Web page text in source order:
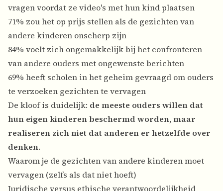
vragen voordat ze video's met hun kind plaatsen
71% zou het op prijs stellen als de gezichten van
andere kinderen onscherp zijn
84% voelt zich ongemakkelijk bij het confronteren
van andere ouders met ongewenste berichten
69% heeft scholen in het geheim gevraagd om ouders
te verzoeken gezichten te vervagen
De kloof is duidelijk: de meeste ouders willen dat
hun eigen kinderen beschermd worden, maar
realiseren zich niet dat anderen er hetzelfde over
denken.
Waarom je de gezichten van andere kinderen moet
vervagen (zelfs als dat niet hoeft)
Juridische versus ethische verantwoordelijkheid